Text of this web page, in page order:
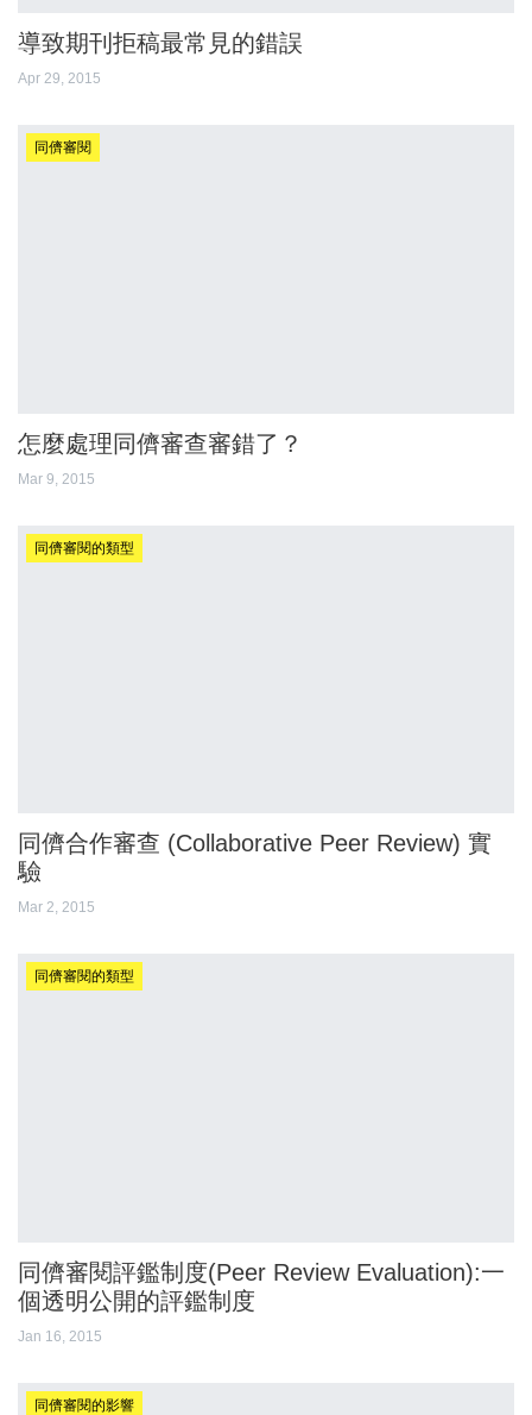
導致期刊拒稿最常見的錯誤
Apr 29, 2015
同儕審閱
怎麼處理同儕審查審錯了？
Mar 9, 2015
同儕審閱的類型
同儕合作審查 (Collaborative Peer Review) 實
驗
Mar 2, 2015
同儕審閱的類型
同儕審閱評鑑制度(Peer Review Evaluation):一
個透明公開的評鑑制度
Jan 16, 2015
同儕審閱的影響